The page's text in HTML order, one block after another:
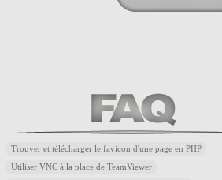
Trouver et télécharger le favicon d'une page en PHP
Utiliser VNC à la place de TeamViewer